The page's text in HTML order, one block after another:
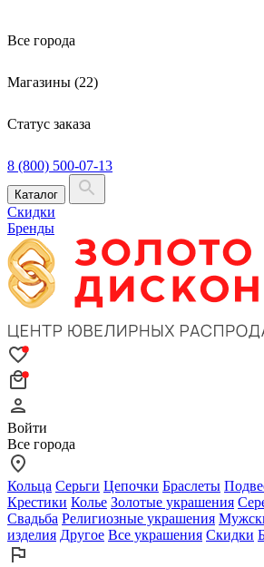
Все города
Магазины (22)
Статус заказа
8 (800) 500-07-13
Каталог
Скидки
Бренды
Войти
Все города
Кольца Серьги Цепочки Браслеты
Крестики Колье Золотые украшения
Свадьба Религиозные украшения
изделия Другое Все украшения Скидки